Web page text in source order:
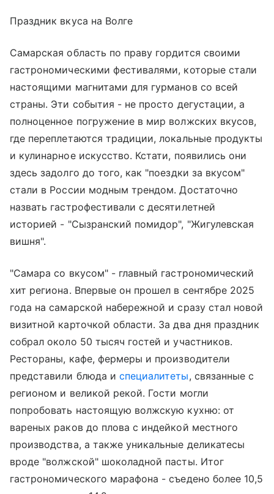
Праздник вкуса на Волге
Самарская область по праву гордится своими
гастрономическими фестивалями, которые стали
настоящими магнитами для гурманов со всей
страны. Эти события - не просто дегустации, а
полноценное погружение в мир волжских вкусов,
где переплетаются традиции, локальные продукты
и кулинарное искусство. Кстати, появились они
здесь задолго до того, как "поездки за вкусом"
стали в России модным трендом. Достаточно
назвать гастрофестивали с десятилетней
историей - "Сызранский помидор", "Жигулевская
вишня".
"Самара со вкусом" - главный гастрономический
хит региона. Впервые он прошел в сентябре 2025
года на самарской набережной и сразу стал новой
визитной карточкой области. За два дня праздник
собрал около 50 тысяч гостей и участников.
Рестораны, кафе, фермеры и производители
представили блюда и специалитеты, связанные с
регионом и великой рекой. Гости могли
попробовать настоящую волжскую кухню: от
вареных раков до плова с индейкой местного
производства, а также уникальные деликатесы
вроде "волжской" шоколадной пасты. Итог
гастрономического марафона - съедено более 10,5